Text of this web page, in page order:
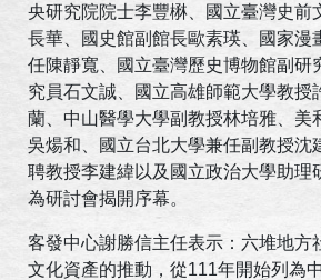
央研究院院士李豐楙、國立臺灣史前
長華、國史館副館長歐素瑛、國家漫
任陳靜寬、國立臺灣歷史博物館副研
究員石文誠、國立高雄師範大學教授
蘭、中山醫學大學副教授林培雅、美
吳煬和、國立台北大學兼任副教授沈
聘教授李建緯以及國立政治大學助理
為研討會揭開序幕。
客發中心謝勝信主任表示：六堆地方
文化資產的推動，從111年開始列為